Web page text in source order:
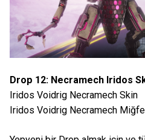
Drop 12: Necramech Iridos
Iridos Voidrig Necramech Skin
Iridos Voidrig Necramech